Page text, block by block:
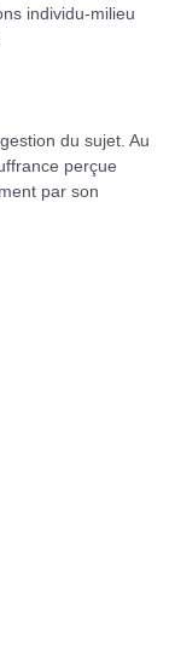
individu-milieu
du sujet. Au
perçue
par son